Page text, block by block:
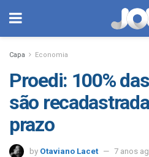
Capa Economia
Proedi: 100%
são
prazo
by Otaviano Lacet 7 anos